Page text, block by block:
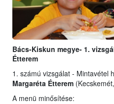
Bács-Kiskun megye- 1.
Étterem
1. számú vizsgálat - Mintavétel
Margaréta Étterem
A menü minősítése: